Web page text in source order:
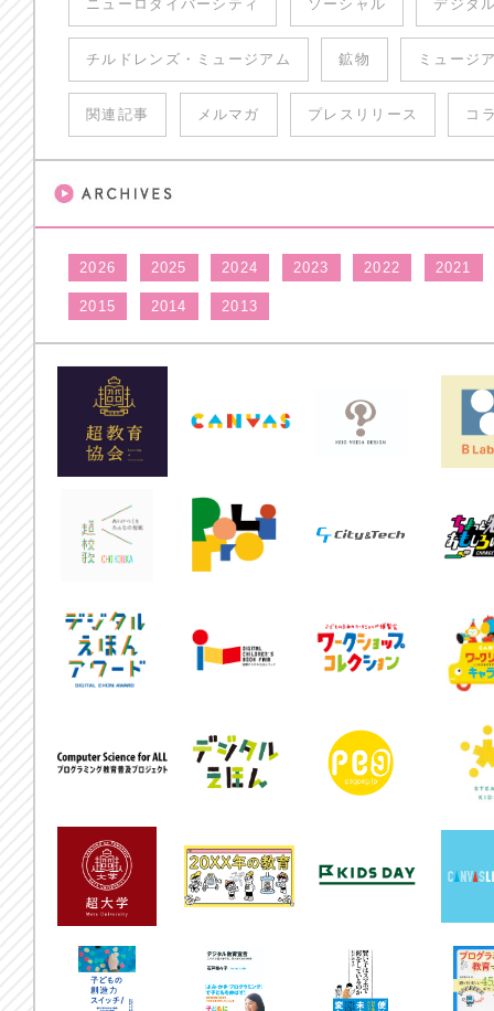
ニューロダイバーシティ ソーシャル デジタ
チルドレンズ・ミュージアム 鉱物 ミュージ
関連記事 メルマガ プレスリリース コ
2026 2025 2024 2023 2022 2021
2015 2014 2013